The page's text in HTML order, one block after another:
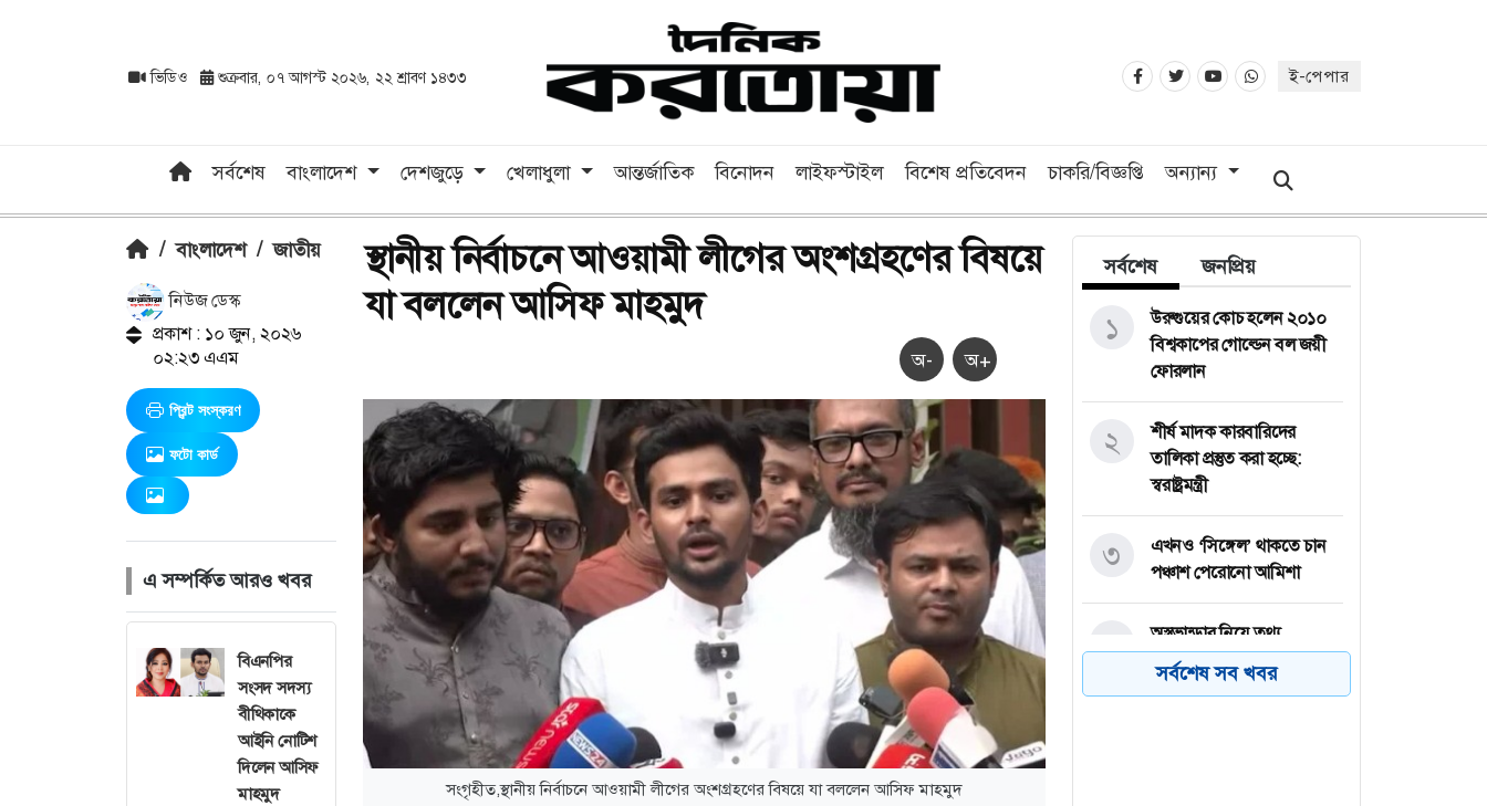
ভিডিও শুক্রবার, ০৭ আগস্ট ২০২৬, ২২ শ্রাবণ ১৪৩৩ ই-পেপার
সর্বশেষ বাংলাদেশ দেশজুড়ে খেলাধুলা আন্তর্জাতিক বিনোদন লাইফস্টাইল বিশেষ প্রতিবেদন চাকরি/বিজ্ঞপ্তি অন্যান্য
/ বাংলাদেশ / জাতীয়
নিউজ ডেস্ক
প্রকাশ : ১০ জুন, ২০২৬
০২:২৩ এএম
প্রিন্ট সংস্করণ
ফটো কার্ড
এ সম্পর্কিত আরও খবর
বিএনপির
সংসদ সদস্য
বীথিকাকে
আইনি নোটিশ
দিলেন আসিফ
মাহমুদ
স্থানীয় নির্বাচনে আওয়ামী লীগের অংশগ্রহণের বিষয়ে
যা বললেন আসিফ মাহমুদ
অ- অ+
সংগৃহীত,স্থানীয় নির্বাচনে আওয়ামী লীগের অংশগ্রহণের বিষয়ে যা বললেন আসিফ মাহমুদ
সর্বশেষ জনপ্রিয়
উরুগুয়ের কোচ হলেন ২০১০
বিশ্বকাপের গোল্ডেন বল জয়ী
ফোরলান
১
শীর্ষ মাদক কারবারিদের
তালিকা প্রস্তুত করা হচ্ছে:
স্বরাষ্ট্রমন্ত্রী
২
এখনও ‘সিঙ্গেল’ থাকতে চান
পঞ্চাশ পেরোনো আমিশা
৩
অস্ত্রভান্ডার নিয়ে তথ্য
ফাঁসকারীদের কারাদণ্ডের
হুঁশিয়ারি ট্রাম্পের
৪
সর্বশেষ সব খবর